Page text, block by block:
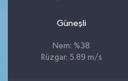
Güneşli
Nem: %38
Rüzgar: 5.89 m/s